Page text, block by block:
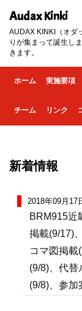
Audax Kinki
AUDAX KINKI（オダ
りが集まって誕生し
きます。
ホーム 実施要項
チーム リンク
新着情報
2018年09月17
BRM915近
掲載(9/17)
コマ図掲載
(9/8)、代替
(9/8)、参加